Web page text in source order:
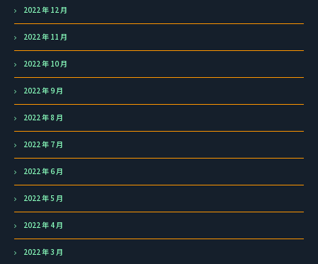
2022 年 12 月
2022 年 11 月
2022 年 10 月
2022 年 9 月
2022 年 8 月
2022 年 7 月
2022 年 6 月
2022 年 5 月
2022 年 4 月
2022 年 3 月